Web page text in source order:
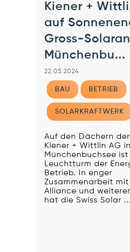
Kiener +
auf
Gross-
Münchenbu...
22.05.2024
BAU BETRIEB
SOLARKRAFTWERK
Auf den Dächern
Kiener + Wittlin AG in
Münchenbuchsee ist
Leuchtturm der
Betrieb. In enger
Zusammenarbeit mit
Alliance und
hat die Swiss Solar ...